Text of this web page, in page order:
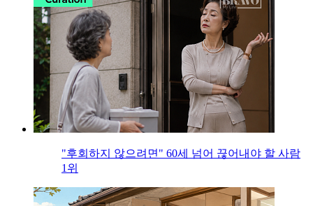
"후회하지 않으려면" 60세 넘어 끊어내야 할 사람
1위